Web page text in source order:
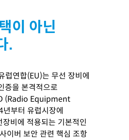
이 아닌
.
연합(EU)는 무선 장비에
증을 본격적으로
(Radio Equipment
부터 유럽시장에
비에 적용되는 기본적인
이버 보안 관련 핵심 조항